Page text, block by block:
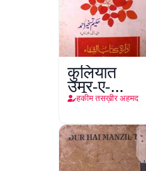
कुलियात
उमूर-ए-
तबीइया
हकीम तसख़ीर अहमद